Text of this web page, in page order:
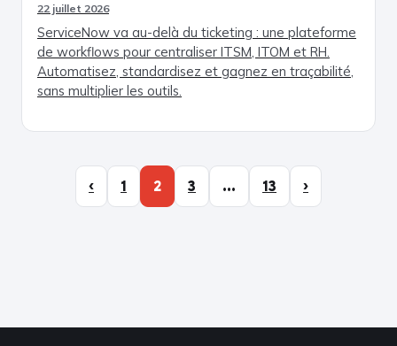
22 juillet 2026
ServiceNow va au-delà du ticketing : une plateforme
de workflows pour centraliser ITSM, ITOM et RH.
Automatisez, standardisez et gagnez en traçabilité,
sans multiplier les outils.
‹ 1 2 3 … 13 ›